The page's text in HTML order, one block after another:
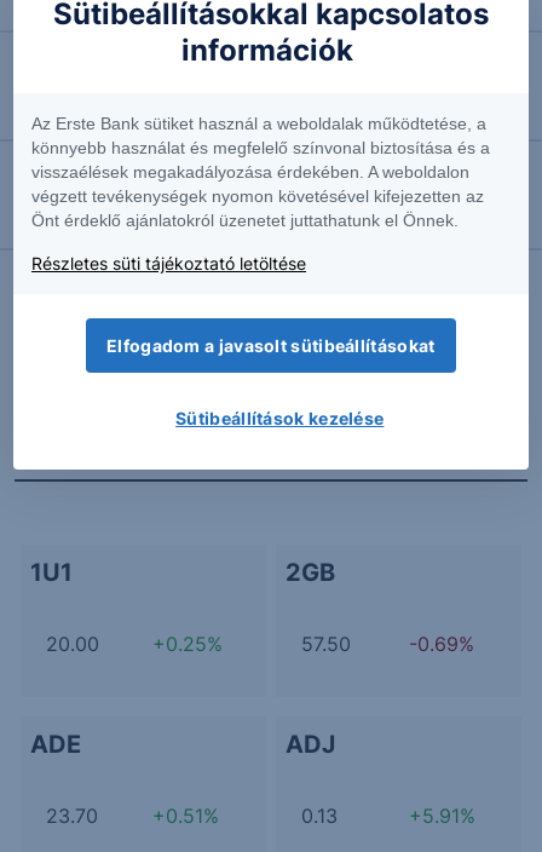
Négyhavi mélyponton a forint
EURUSD: munkapiaci jelentésre várva
2026.08.07. 10:37
Megint emelkedésben az olaj
További Erste elemzések
1U1
20.00 +0.25%
2GB
57.50 -0.69%
ADE
23.70 +0.51%
ADJ
0.13 +5.91%
Sütibeállításokkal kapcsolatos
információk
Az Erste Bank sütiket használ a weboldalak működtetése, a
könnyebb használat és megfelelő színvonal biztosítása és a
visszaélések megakadályozása érdekében. A weboldalon
végzett tevékenységek nyomon követésével kifejezetten az
Önt érdeklő ajánlatokról üzenetet juttathatunk el Önnek.
Részletes süti tájékoztató letöltése
Elfogadom a javasolt sütibeállításokat
Sütibeállítások kezelése